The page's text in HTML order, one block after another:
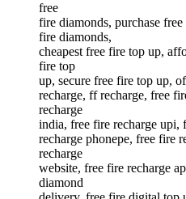
free
fire diamonds, purchase
fire diamonds,
cheapest free fire top up,
fire top
up, secure free fire top up,
recharge, ff recharge, free
recharge
india, free fire recharge upi,
recharge phonepe, free fire
recharge
website, free fire recharge
diamond